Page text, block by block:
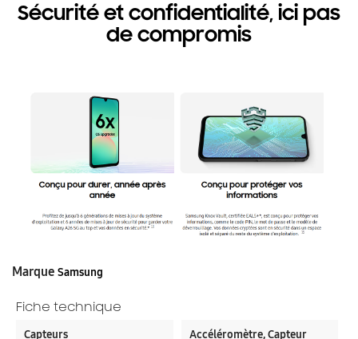
Sécurité et confidentialité, ici pas
de compromis
Marque Samsung
Fiche technique
Capteurs
Accéléromètre, Capteur